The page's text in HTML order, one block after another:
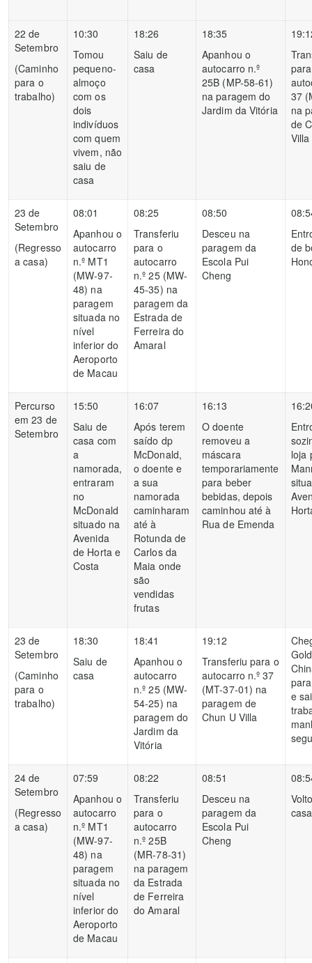
22 de
Setembro
(Caminho
para o
trabalho)
10:30
Tomou
pequeno-
almoço
com os
dois
indivíduos
com quem
vivem, não
saiu de
casa
18:26
Saiu de
casa
18:35
Apanhou o
autocarro n.º
25B (MP-58-61)
na paragem do
Jardim da Vitória
37
na
de
Villa
23 de
Setembro
(Regresso
a casa)
08:01
Apanhou o
autocarro
n.º MT1
(MW-97-
48) na
paragem
situada no
nível
inferior do
Aeroporto
de Macau
08:25
Transferiu
para o
autocarro
n.º 25 (MW-
45-35) na
paragem da
Estrada de
Ferreira do
Amaral
08:50
Desceu na
paragem da
Escola Pui
Cheng
de
Percurso
em 23 de
Setembro
15:50
Saiu de
casa com
a
namorada,
entraram
no
McDonald
situado na
Avenida
de Horta e
Costa
16:07
Após terem
saído dp
McDonald,
o doente e
a sua
namorada
caminharam
até à
Rotunda de
Carlos da
Maia onde
são
vendidas
frutas
16:13
O doente
removeu a
máscara
temporariamente
para beber
bebidas, depois
caminhou até à
Rua de Emenda
loja
23 de
Setembro
(Caminho
para o
trabalho)
18:30
Saiu de
casa
18:41
Apanhou o
autocarro
n.º 25 (MW-
54-25) na
paragem do
Jardim da
Vitória
19:12
Transferiu para o
autocarro n.º 37
(MT-37-01) na
paragem de
Chun U Villa
e
24 de
Setembro
(Regresso
a casa)
07:59
Apanhou o
autocarro
n.º MT1
(MW-97-
48) na
paragem
situada no
nível
inferior do
Aeroporto
de Macau
08:22
Transferiu
para o
autocarro
n.º 25B
(MR-78-31)
na paragem
da Estrada
de Ferreira
do Amaral
08:51
Desceu na
paragem da
Escola Pui
Cheng
casa